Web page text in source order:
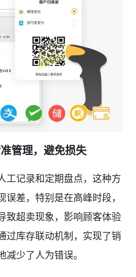
管理，避免损失
工记录和定期盘点，这种方
差，特别是在高峰时段，
致超卖现象，影响顾客体验
过库存联动机制，实现了销
少了人为错误。